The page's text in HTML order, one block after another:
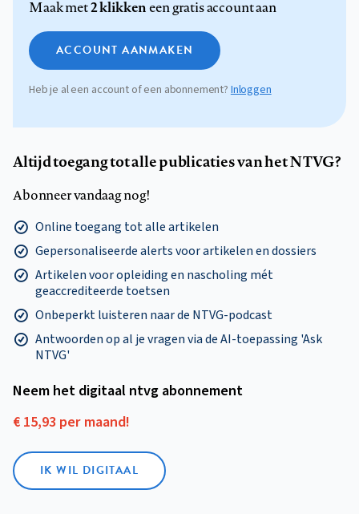
Maak met2 klikkeneen gratis account aan
ACCOUNT AANMAKEN
Heb je al een account of een abonnement? Inloggen
Altijd toegang tot alle publicaties van het NTVG?
Abonneer vandaag nog!
Online toegang tot alle artikelen
Gepersonaliseerde alerts voor artikelen en dossiers
Artikelen voor opleiding en nascholing mét
geaccrediteerde toetsen
Onbeperkt luisteren naar de NTVG-podcast
Antwoorden op al je vragen via de AI-toepassing 'Ask
NTVG'
Neem het digitaal ntvg abonnement
€ 15,93 per maand!
IK WIL DIGITAAL